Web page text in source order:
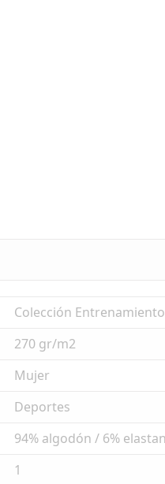
Colección Entrenamiento
270 gr/m2
Mujer
Deportes
94% algodón / 6%
1